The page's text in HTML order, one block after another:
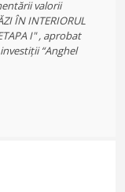
valorii
ÎN INTERIORUL
I" , aprobat
“Anghel